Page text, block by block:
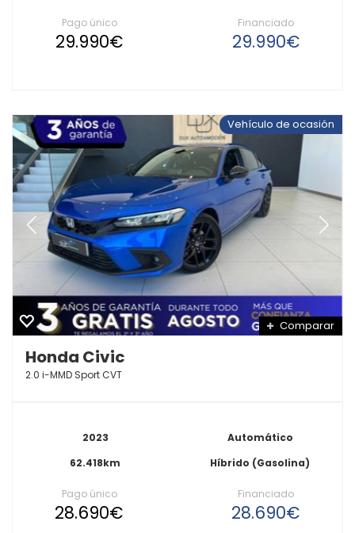
Pago único
29.990€
Financiado
29.990€
Vehículo de ocasión
Comparar
Honda Civic
2.0 i-MMD Sport CVT
2023
62.418km
Automático
Híbrido (Gasolina)
Pago único
28.690€
Financiado
28.690€